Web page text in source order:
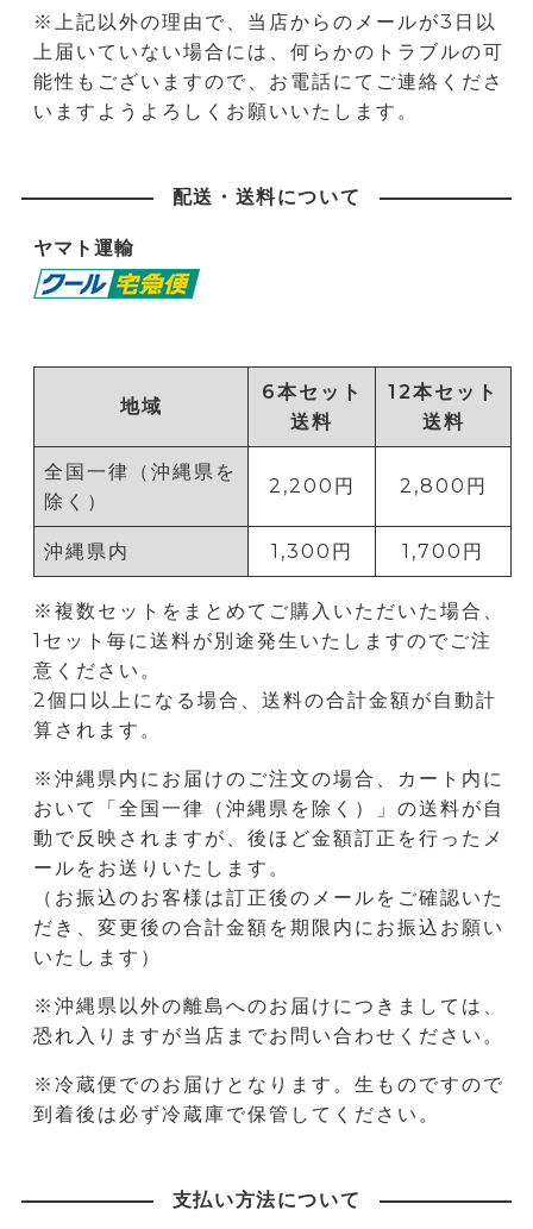
※上記以外の理由で、当店からのメールが3日以
上届いていない場合には、何らかのトラブルの可
能性もございますので、お電話にてご連絡くださ
いますようよろしくお願いいたします。
配送・送料について
ヤマト運輸
地域
6本セット
送料
12本セット
送料
全国一律（沖縄県を
除く）
2,200円 2,800円
沖縄県内 1,300円 1,700円
※複数セットをまとめてご購入いただいた場合、
1セット毎に送料が別途発生いたしますのでご注
意ください。
2個口以上になる場合、送料の合計金額が自動計
算されます。
※沖縄県内にお届けのご注文の場合、カート内に
おいて「全国一律（沖縄県を除く）」の送料が自
動で反映されますが、後ほど金額訂正を行ったメ
ールをお送りいたします。
（お振込のお客様は訂正後のメールをご確認いた
だき、変更後の合計金額を期限内にお振込お願い
いたします）
※沖縄県以外の離島へのお届けにつきましては、
恐れ入りますが当店までお問い合わせください。
※冷蔵便でのお届けとなります。生ものですので
到着後は必ず冷蔵庫で保管してください。
支払い方法について